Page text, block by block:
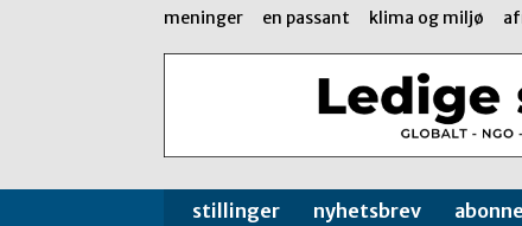
meninger en passant klima og miljø
stillinger nyhetsbrev